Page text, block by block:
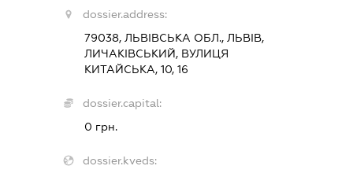
dossier.address:
79038, ЛЬВІВСЬКА ОБЛ., ЛЬВІВ,
ЛИЧАКІВСЬКИЙ, ВУЛИЦЯ
КИТАЙСЬКА, 10, 16
dossier.capital:
0 грн.
dossier.kveds: